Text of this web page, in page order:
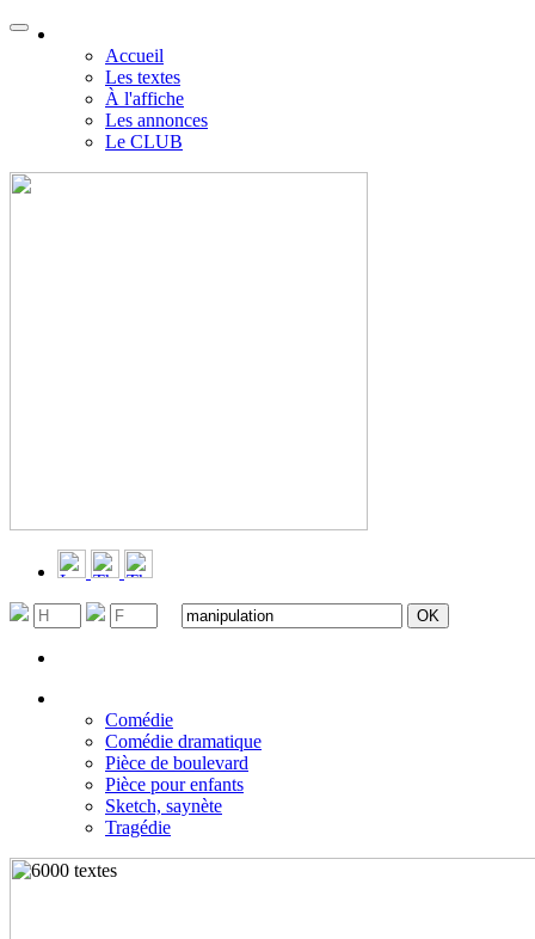
Accueil
Les textes
À l'affiche
Les annonces
Le CLUB
Comédie
Comédie dramatique
Pièce de boulevard
Pièce pour enfants
Sketch, saynète
Tragédie